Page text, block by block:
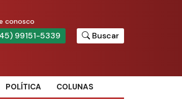
conosco
99151-5339 Buscar
POLÍTICA COLUNAS